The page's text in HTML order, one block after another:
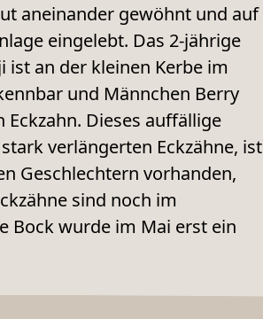
aneinander gewöhnt und auf
eingelebt. Das 2-jährige
ist an der kleinen Kerbe im
und Männchen Berry
Eckzahn. Dieses auffällige
verlängerten Eckzähne, ist
Geschlechtern vorhanden,
sind noch im
Bock wurde im Mai erst ein